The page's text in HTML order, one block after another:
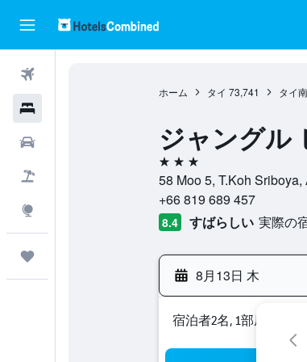
ホーム タイ 73,741 タイ
ジャングル
3つ星
58 Moo 5, T.Koh
+66 819 689 457
8.4 すばらしい 実際の
8月13日 木
宿泊者2名, 1​部屋